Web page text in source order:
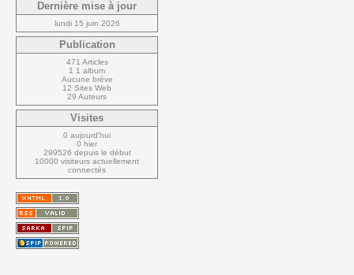
Dernière mise à jour
lundi 15 juin 2026
Publication
471 Articles
1 1 album
Aucune brève
12 Sites Web
29 Auteurs
Visites
0 aujourd'hui
0 hier
299526 depuis le début
10000 visiteurs actuellement
connectés